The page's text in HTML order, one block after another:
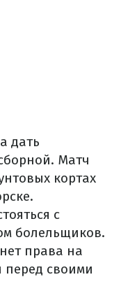
дать
Матч
кортах
с
болельщиков.
права на
своими